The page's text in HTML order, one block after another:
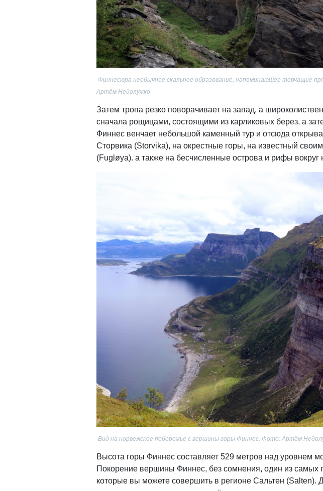
Финнесюра необычное скальное образование, напоминающее торчащие
Артём Недолужко
Затем тропа резко поворачивает на запад, а
сначала рощицами, состоящими из карликовых берез, а
Финнес венчает небольшой каменный тур и отсюда
Сторвика (Storvika), на окрестные горы, на известный
(Fugløya). а также на бесчисленные острова и рифы вокруг
Вид на норвежское побережье с вершины горы Финнес. Фото: Артём
Высота горы Финнес составляет 529 метров над уровнем
Покорение вершины Финнес, без сомнения, один из самых
которые вы можете совершить в регионе Сальтен (Salten).